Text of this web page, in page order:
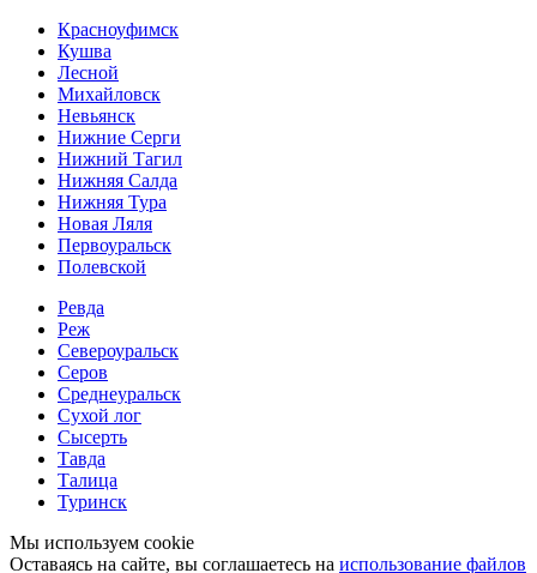
Красноуфимск
Кушва
Лесной
Михайловск
Невьянск
Нижние Серги
Нижний Тагил
Нижняя Салда
Нижняя Тура
Новая Ляля
Первоуральск
Полевской
Ревда
Реж
Североуральск
Серов
Среднеуральск
Сухой лог
Сысерть
Тавда
Талица
Туринск
Мы используем cookie
Оставаясь на сайте, вы соглашаетесь на использование файлов